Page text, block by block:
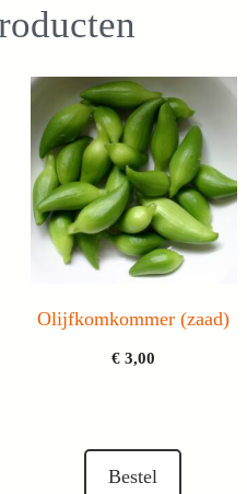
Olijfkomkommer (zaad)
€3,00
Bestel